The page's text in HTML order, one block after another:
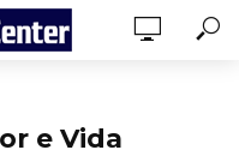
e Vida